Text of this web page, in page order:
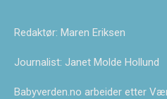
Redaktør: Maren Eriksen
Journalist: Janet Molde Hollund
Babyverden.no arbeider etter